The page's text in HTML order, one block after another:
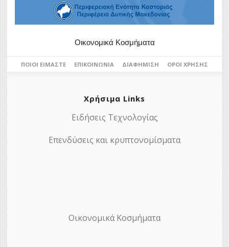
Οικονομικά Κοσμήματα
ΠΟΙΟΙ ΕΊΜΑΣΤΕ ΕΠΙΚΟΙΝΩΝΊΑ ΔΙΑΦΉΜΙΣΗ ΌΡΟΙ ΧΡΉΣΗΣ
Χρήσιμα Links
Ειδήσεις Τεχνολογίας
Επενδύσεις και κρυπτονομίσματα
Οικονομικά Κοσμήματα